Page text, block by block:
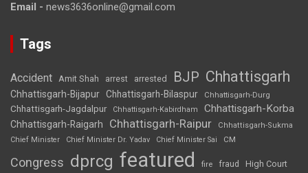
Email - news3636online@gmail.com
Tags
Accident Amit Shah arrest arrested BJP Chhattisgarh
Chhattisgarh-Bijapur Chhattisgarh-Bilaspur Chhattisgarh-Durg
Chhattisgarh-Jagdalpur Chhattisgarh-Kabirdham Chhattisgarh-Korba
Chhattisgarh-Raigarh Chhattisgarh-Raipur
Chhattisgarh-Sukma
Chief Minister
Chief Minister Dr. Yadav Chief Minister Sai CM
Congress dprcg featured fire fraud High Court